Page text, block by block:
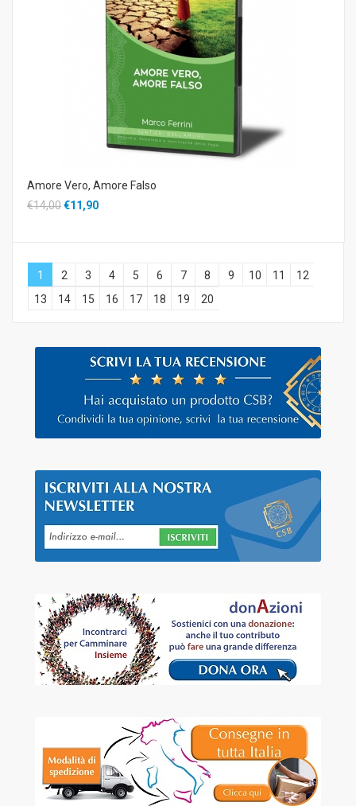
Amore Vero, Amore Falso
€14,00€11,90
1 2 3 4 5 6 7 8 9 10 11
12
13
14 15 16 17 18 19 20